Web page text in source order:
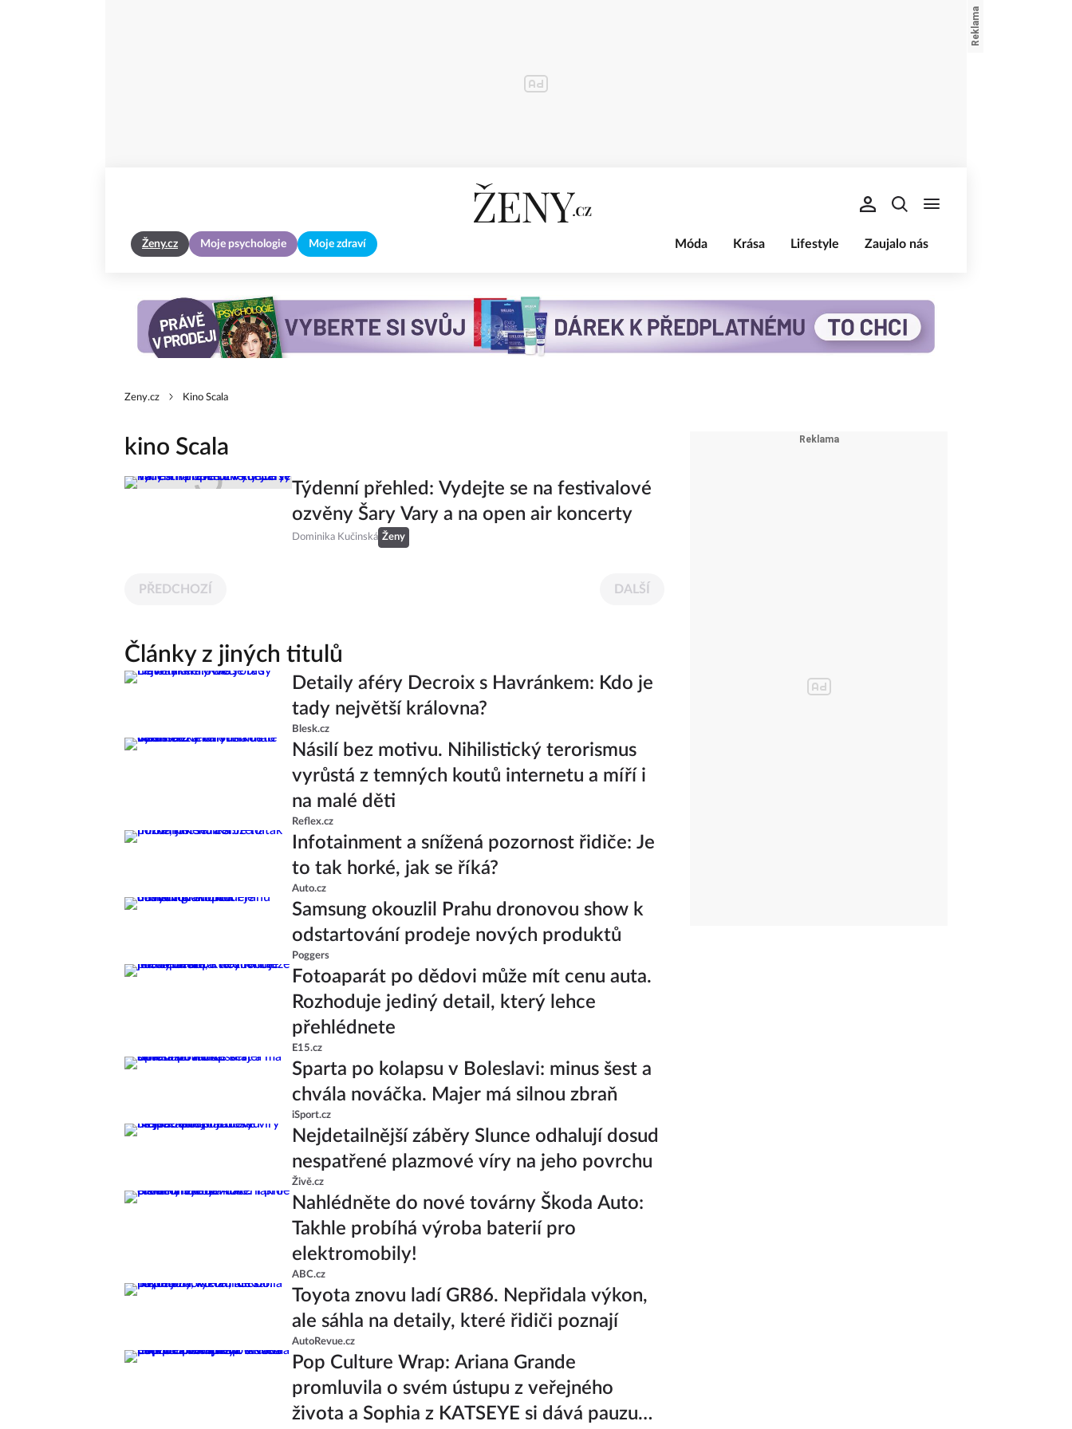
Ženy.cz Moje psychologie Moje zdraví Móda Krása Lifestyle Zaujalo nás
Zeny.cz Kino Scala
kino Scala
Týdenní přehled: Vydejte se na festivalové
ozvěny Šary Vary a na open air koncerty
Dominika Kučinská Ženy
PŘEDCHOZÍ DALŠÍ
Články z jiných titulů
Detaily aféry Decroix s Havránkem: Kdo je
tady největší královna?
Blesk.cz
Násilí bez motivu. Nihilistický terorismus
vyrůstá z temných koutů internetu a míří i
na malé děti
Reflex.cz
Infotainment a snížená pozornost řidiče: Je
to tak horké, jak se říká?
Auto.cz
Samsung okouzlil Prahu dronovou show k
odstartování prodeje nových produktů
Poggers
Fotoaparát po dědovi může mít cenu auta.
Rozhoduje jediný detail, který lehce
přehlédnete
E15.cz
Sparta po kolapsu v Boleslavi: minus šest a
chvála nováčka. Majer má silnou zbraň
iSport.cz
Nejdetailnější záběry Slunce odhalují dosud
nespatřené plazmové víry na jeho povrchu
Živě.cz
Nahlédněte do nové továrny Škoda Auto:
Takhle probíhá výroba baterií pro
elektromobily!
ABC.cz
Toyota znovu ladí GR86. Nepřidala výkon,
ale sáhla na detaily, které řidiči poznají
AutoRevue.cz
Pop Culture Wrap: Ariana Grande
promluvila o svém ústupu z veřejného
života a Sophia z KATSEYE si dává pauzu